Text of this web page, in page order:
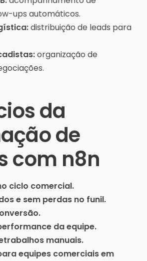
ups automáticos.
distribuição de leads para
organização de
da
de
com n8n
ciclo comercial.
e sem perdas no funil.
da equipe.
manuais.
equipes comerciais em